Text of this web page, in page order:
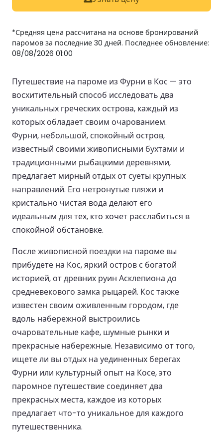
*Средняя цена рассчитана на основе бронирований
паромов за последние 30 дней. Последнее обновление:
08/08/2026 01:00
Путешествие на пароме из Фурни в Кос — это
восхитительный способ исследовать два
уникальных греческих острова, каждый из
которых обладает своим очарованием.
Фурни, небольшой, спокойный остров,
известный своими живописными бухтами и
традиционными рыбацкими деревнями,
предлагает мирный отдых от суеты крупных
направлений. Его нетронутые пляжи и
кристально чистая вода делают его
идеальным для тех, кто хочет расслабиться в
спокойной обстановке.
После живописной поездки на пароме вы
прибудете на Кос, яркий остров с богатой
историей, от древних руин Асклепиона до
средневекового замка рыцарей. Кос также
известен своим оживленным городом, где
вдоль набережной выстроились
очаровательные кафе, шумные рынки и
прекрасные набережные. Независимо от того,
ищете ли вы отдых на уединенных берегах
Фурни или культурный опыт на Косе, это
паромное путешествие соединяет два
прекрасных места, каждое из которых
предлагает что-то уникальное для каждого
путешественника.